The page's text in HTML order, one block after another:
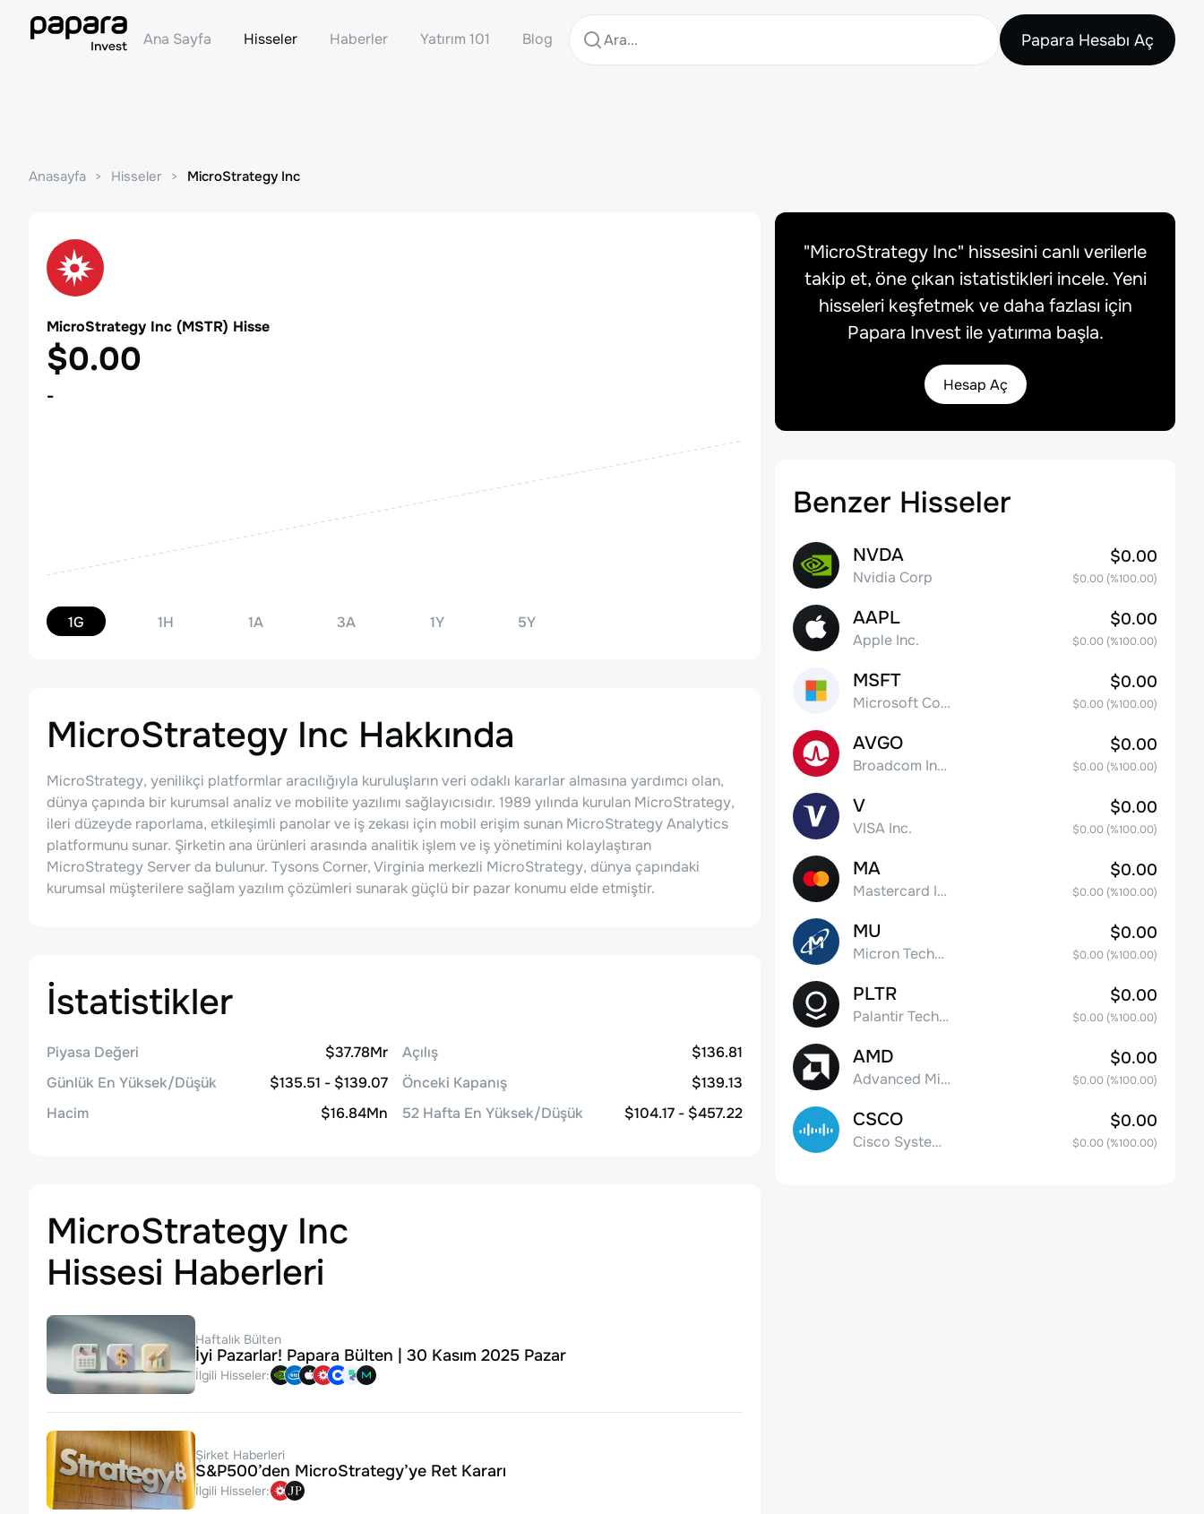
Ana Sayfa Hisseler Haberler Yatırım 101 Blog Papara Hesabı Aç
Anasayfa Hisseler MicroStrategy Inc
MicroStrategy Inc (MSTR) Hisse
$0.00
-
1G 1H 1A 3A 1Y 5Y
MicroStrategy Inc Hakkında
MicroStrategy, yenilikçi platformlar aracılığıyla kuruluşların veri odaklı kararlar almasına yardımcı olan,
dünya çapında bir kurumsal analiz ve mobilite yazılımı sağlayıcısıdır. 1989 yılında kurulan MicroStrategy,
ileri düzeyde raporlama, etkileşimli panolar ve iş zekası için mobil erişim sunan MicroStrategy Analytics
platformunu sunar. Şirketin ana ürünleri arasında analitik işlem ve iş yönetimini kolaylaştıran
MicroStrategy Server da bulunur. Tysons Corner, Virginia merkezli MicroStrategy, dünya çapındaki
kurumsal müşterilere sağlam yazılım çözümleri sunarak güçlü bir pazar konumu elde etmiştir.
İstatistikler
Piyasa Değeri
$37.78Mr
Günlük En Yüksek/Düşük
$135.51 - $139.07
Hacim
$16.84Mn
Açılış
$136.81
Önceki Kapanış
$139.13
52 Hafta En Yüksek/Düşük
$104.17 - $457.22
MicroStrategy Inc
Hissesi Haberleri
Haftalık Bülten
İyi Pazarlar! Papara Bülten | 30 Kasım 2025 Pazar
İlgili Hisseler:
Şirket Haberleri
S&P500’den MicroStrategy’ye Ret Kararı
İlgili Hisseler:
"MicroStrategy Inc" hissesini canlı verilerle
takip et, öne çıkan istatistikleri incele. Yeni
hisseleri keşfetmek ve daha fazlası için
Papara Invest ile yatırıma başla.
Hesap Aç
Benzer Hisseler
NVDA
Nvidia Corp
$0.00
$0.00(%100.00)
AAPL
Apple Inc.
$0.00
$0.00(%100.00)
MSFT
Microsoft Corp
$0.00
$0.00(%100.00)
AVGO
Broadcom Inc. Common Stock
$0.00
$0.00(%100.00)
V
VISA Inc.
$0.00
$0.00(%100.00)
MA
Mastercard Incorporated
$0.00
$0.00(%100.00)
MU
Micron Technology, Inc.
$0.00
$0.00(%100.00)
PLTR
Palantir Technologies Inc. Class A Common Stock
$0.00
$0.00(%100.00)
AMD
Advanced Micro Devices
$0.00
$0.00(%100.00)
CSCO
Cisco Systems, Inc. Common Stock (DE)
$0.00
$0.00(%100.00)